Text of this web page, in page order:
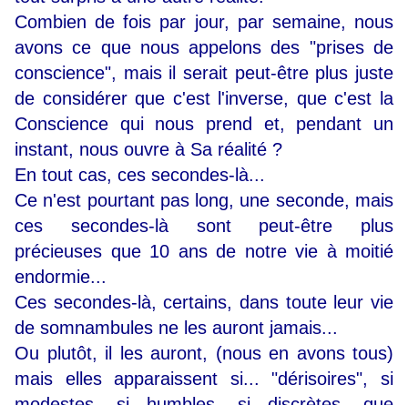
Combien de fois par jour, par semaine, nous
avons ce que nous appelons des "prises de
conscience", mais il serait peut-être plus juste
de considérer que c'est l'inverse, que c'est la
Conscience qui nous prend et, pendant un
instant, nous ouvre à Sa réalité ?
En tout cas, ces secondes-là...
Ce n'est pourtant pas long, une seconde, mais
ces secondes-là sont peut-être plus
précieuses que 10 ans de notre vie à moitié
endormie...
Ces secondes-là, certains, dans toute leur vie
de somnambules ne les auront jamais...
Ou plutôt, il les auront, (nous en avons tous)
mais elles apparaissent si... "dérisoires", si